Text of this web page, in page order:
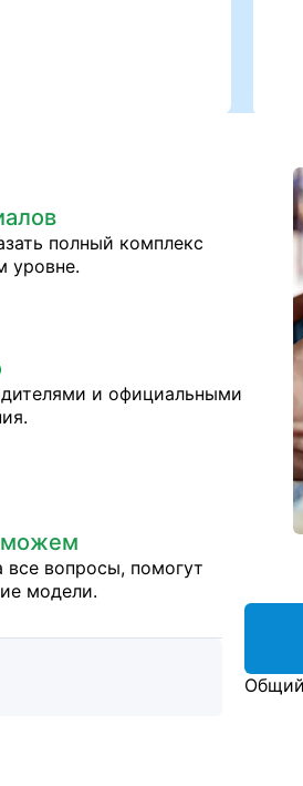
полный комплекс
уровне.
и официальными
все вопросы, помогут
модели.